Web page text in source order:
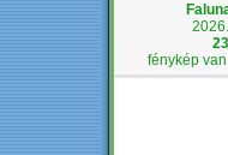
23
fénykép